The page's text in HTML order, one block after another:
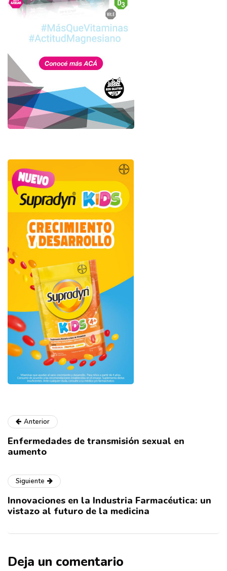
Anterior
Enfermedades de transmisión sexual en
aumento
Siguiente
Innovaciones en la Industria Farmacéutica: un
vistazo al futuro de la medicina
Deja un comentario